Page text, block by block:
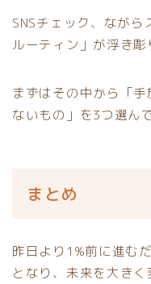
SNSチェック、なが
ルーティン」が浮き彫
まずはその中から「
ないもの」を3つ選ん
まとめ
昨日より1%前に進む
となり、未来を大きく